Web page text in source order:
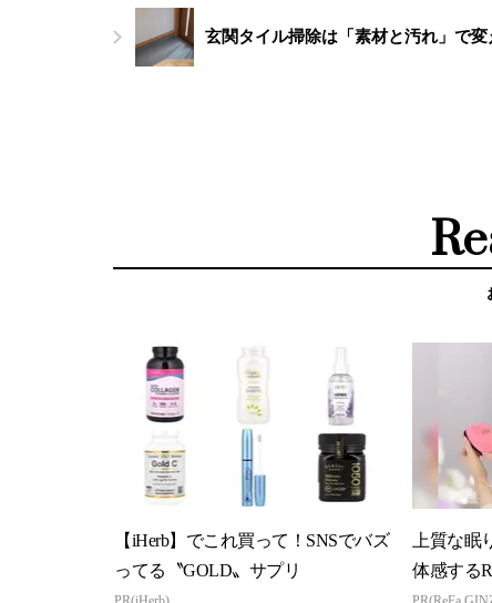
玄関タイル掃除は「素材と汚れ」で
【iHerb】でこれ買って！SNSでバズ
ってる〝GOLD〟サプリ
上質な眠
体感する